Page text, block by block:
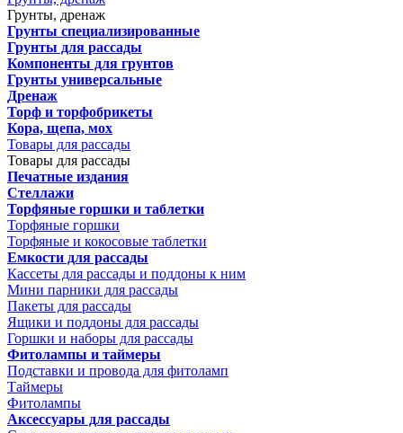
Грунты, дренаж
Грунты специализированные
Грунты для рассады
Компоненты для грунтов
Грунты универсальные
Дренаж
Торф и торфобрикеты
Кора, щепа, мох
Товары для рассады
Товары для рассады
Печатные издания
Стеллажи
Торфяные горшки и таблетки
Торфяные горшки
Торфяные и кокосовые таблетки
Емкости для рассады
Кассеты для рассады и поддоны к ним
Мини парники для рассады
Пакеты для рассады
Ящики и поддоны для рассады
Горшки и наборы для рассады
Фитолампы и таймеры
Подставки и провода для фитоламп
Таймеры
Фитолампы
Аксессуары для рассады